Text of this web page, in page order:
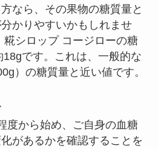
なら、その果物の糖質量と
かりやすいかもしれませ
糀シロップ コージローの糖
です。これは、一般的な
）の糖質量と近い値です。
度から始め、ご自身の血糖
があるかを確認することを